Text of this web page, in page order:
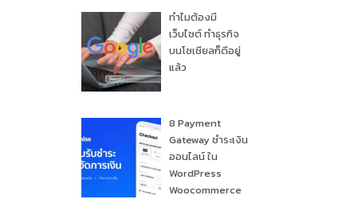
ทำไมต้องมี
เว็บไซต์ ทำธุรกิจ
บนโซเชียลก็ดีอยู่
แล้ว
8 Payment
Gateway ชำระเงิน
ออนไลน์ ใน
WordPress
Woocommerce